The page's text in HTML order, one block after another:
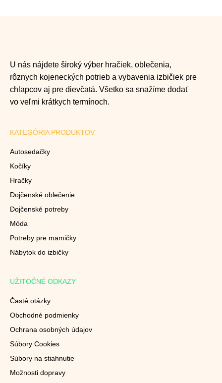
U nás nájdete široký výber hračiek, oblečenia,
rôznych kojeneckých potrieb a vybavenia izbičiek pre
chlapcov aj pre dievčatá. Všetko sa snažíme dodať
vo veľmi krátkych termínoch.
KATEGÓRIA PRODUKTOV
Autosedačky
Kočíky
Hračky
Dojčenské oblečenie
Dojčenské potreby
Móda
Potreby pre mamičky
Nábytok do izbičky
UŽITOČNÉ ODKAZY
Časté otázky
Obchodné podmienky
Ochrana osobných údajov
Súbory Cookies
Súbory na stiahnutie
Možnosti dopravy